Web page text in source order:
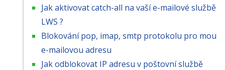
Jak aktivovat catch-all na vaší e-mailové službě
LWS ?
Blokování pop, imap, smtp protokolu pro mou
e-mailovou adresu
Jak odblokovat IP adresu v poštovní službě